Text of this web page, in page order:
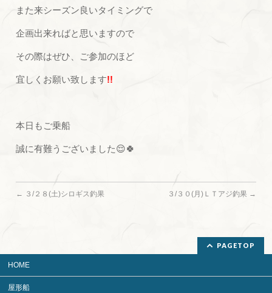
また来シーズン良いタイミングで
企画出来ればと思いますので
その際はぜひ、ご参加のほど
宜しくお願い致します!!
本日もご乗船
誠に有難うございました😌🍀
← ３/２８(土)シロギス釣果 ３/３０(月)ＬＴアジ釣果 →
PAGETOP
HOME
屋形船